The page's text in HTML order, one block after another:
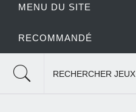
MENU DU SITE
RECOMMANDÉ
RECHERCHER JEUX